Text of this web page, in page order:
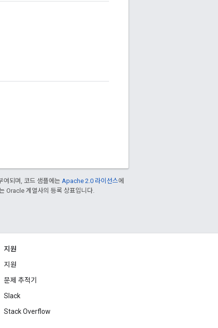
여되며, 코드 샘플에는 Apache 2.0 라이선스에
Oracle 계열사의 등록 상표입니다.
지원
지원
문제 추적기
Slack
Stack Overflow